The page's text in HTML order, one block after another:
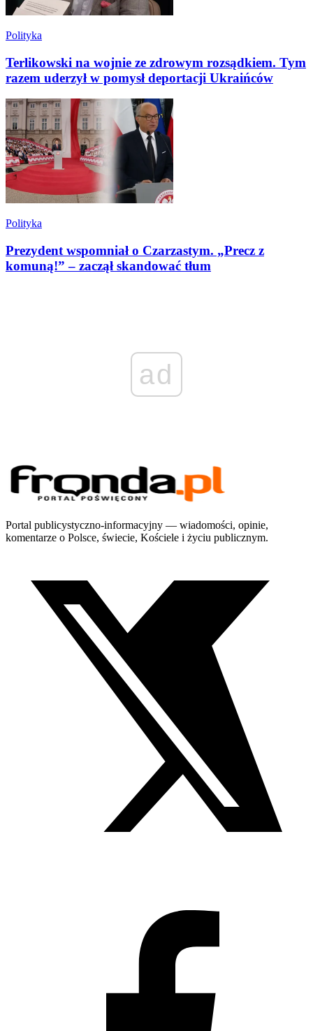
Polityka
Terlikowski na wojnie ze zdrowym rozsądkiem. Tym
razem uderzył w pomysł deportacji Ukraińców
Polityka
Prezydent wspomniał o Czarzastym. „Precz z
komuną!” – zaczął skandować tłum
ad
Portal publicystyczno-informacyjny — wiadomości, opinie,
komentarze o Polsce, świecie, Kościele i życiu publicznym.